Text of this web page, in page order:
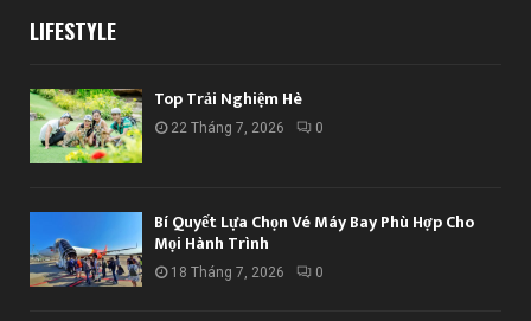
LIFESTYLE
Top Trải Nghiệm Hè
22 Tháng 7, 2026 0
Bí Quyết Lựa Chọn Vé Máy Bay Phù Hợp Cho
Mọi Hành Trình
18 Tháng 7, 2026 0